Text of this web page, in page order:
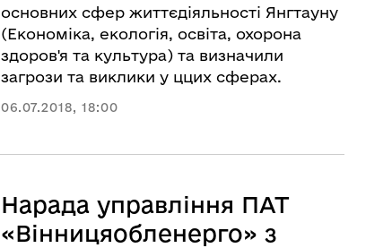
основних сфер життєдіяльності Янгтауну
(Економіка, екологія, освіта, охорона
здоров'я та культура) та визначили
загрози та виклики у ццих сферах.
06.07.2018, 18:00
Нарада управління ПАТ
«Вінницяобленерго» з